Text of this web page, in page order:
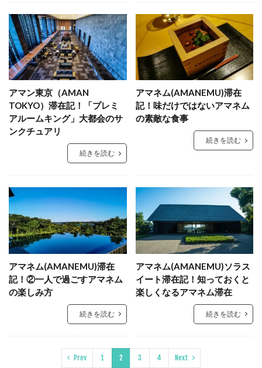
アマン東京（AMAN
TOKYO）滞在記！「プレミ
アルームキング」大都会のサ
ンクチュアリ
続きを読む
アマネム(AMANEMU)滞在
記！味だけではないアマネム
の素敵な食事
続きを読む
アマネム(AMANEMU)滞在
記！②一人で過ごすアマネム
の楽しみ方
続きを読む
アマネム(AMANEMU)ソラス
イート滞在記！知っておくと
楽しくなるアマネム滞在
続きを読む
Prev 1 2 3 4 Next